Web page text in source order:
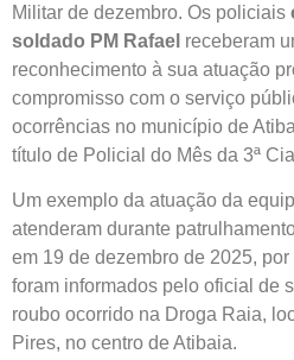
Militar de dezembro. Os policiais
soldado PM Rafael receberam
reconhecimento à sua atuação
compromisso com o serviço
ocorrências no município de
título de Policial do Mês da 3ª
Um exemplo da atuação da
atenderam durante
em 19 de dezembro de 2025,
foram informados pelo oficial de
roubo ocorrido na Droga Raia,
Pires, no centro de Atibaia.